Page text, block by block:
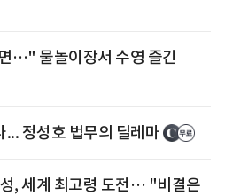
…" 물놀이장서 수영 즐긴
... 정성호 법무의 딜레마
, 세계 최고령 도전… "비결은